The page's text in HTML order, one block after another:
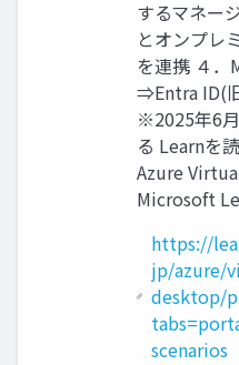
するマネー
とオンプレ
を連携 ４
⇒Entra ID(
※2025年6
る Learnを
Azure
Microsoft
https://
jp/azure/
desktop/
scenarios